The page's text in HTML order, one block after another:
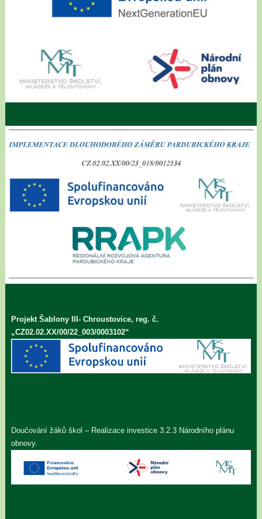
Projekt Šablony III- Chroustovice, reg. č.
„CZ02.02.XX/00/22_003/0003102“
Doučování žáků škol – Realizace investice 3.2.3 Národního plánu
obnovy.